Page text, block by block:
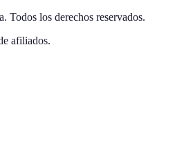
. Todos los derechos reservados.
afiliados.